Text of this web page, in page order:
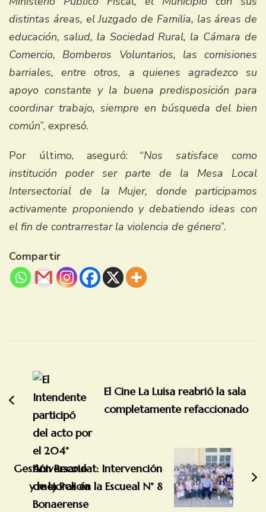
distintas áreas, el Juzgado de Familia, las áreas de
educación, salud, la Sociedad Rural, la Cámara de
Comercio, Bomberos Voluntarios, las comisiones
barriales, entre otros, a quienes agradezco su
apoyo constante y la buena predisposición para
coordinar trabajo, siempre en búsqueda del bien
común”, expresó.
Por último, aseguró: “Nos satisface como
institución poder ser parte de la Mesa Local
Intersectorial de la Mujer, donde participamos
activamente proponiendo y debatiendo ideas con
el fin de contrarrestar la violencia de género”.
Compartir
entradas
El Cine La Luisa reabrió la sala
completamente refaccionado
Gestión Recoulat: Intervención
y mejoras en la Escueal N° 8